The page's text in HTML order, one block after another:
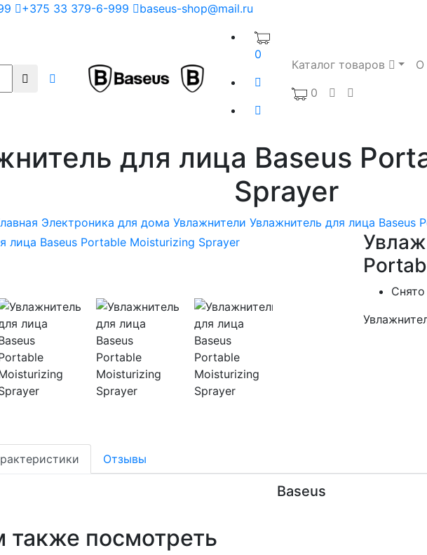
+375 33 379-6-999 baseus-shop@mail.ru
0
Каталог товаров О
0
для лица Baseus
Sprayer
Электроника для дома Увлажнители Увлажнитель для лица Baseus
Отзывы
Baseus
также посмотреть